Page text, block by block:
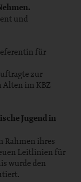
und
für
zur
im KBZ
Jugend in
Rahmen ihres
Leitlinien für
wurde den